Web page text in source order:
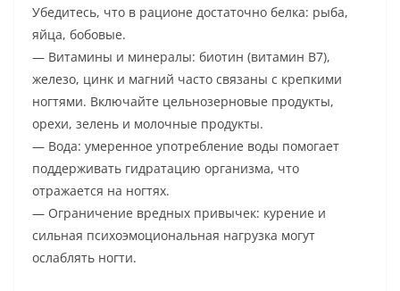
Убедитесь, что в рационе достаточно белка: рыба,
яйца, бобовые.
— Витамины и минералы: биотин (витамин B7),
железо, цинк и магний часто связаны с крепкими
ногтями. Включайте цельнозерновые продукты,
орехи, зелень и молочные продукты.
— Вода: умеренное употребление воды помогает
поддерживать гидратацию организма, что
отражается на ногтях.
— Ограничение вредных привычек: курение и
сильная психоэмоциональная нагрузка могут
ослаблять ногти.